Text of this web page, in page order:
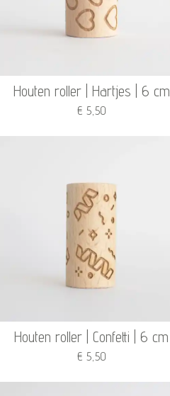
Houten roller | Hartjes | 6 cm
€ 5,50
Houten roller | Confetti | 6 cm
€ 5,50